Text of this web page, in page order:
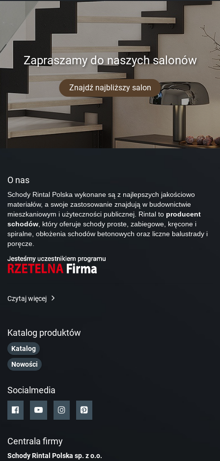
Zapraszamy do naszych salonów
Znajdź najbliższy salon
O nas
Schody Rintal Polska wykonane są z najlepszych jakościowo
materiałów, a swoje zastosowanie znajdują w budownictwie
mieszkaniowym i użyteczności publicznej. Rintal to producent
schodów, który oferuje schody proste, zabiegowe, kręcone i
spiralne, obłożenia schodów betonowych oraz liczne balustrady i
poręcze.
Czytaj więcej
Katalog produktów
Katalog
Nowości
Socialmedia
Centrala firmy
Schody Rintal Polska sp. z o.o.